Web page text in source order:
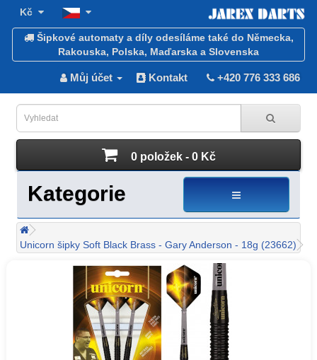
Kč
Šipkové automaty a díly odesíláme také do Německa,
Rakouska, Polska, Maďarska a Slovenska
Můj účet Kontakt +420 776 333 686
0 položek - 0 Kč
Kategorie
Unicorn šipky Soft Black Brass - Gary Anderson - 18g (23662)